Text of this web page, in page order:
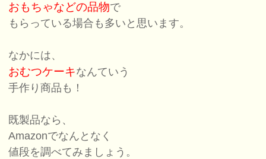
おもちゃなどの品物で
もらっている場合も多いと思います。
なかには、
おむつケーキなんていう
手作り商品も！
既製品なら、
Amazonでなんとなく
値段を調べてみましょう。